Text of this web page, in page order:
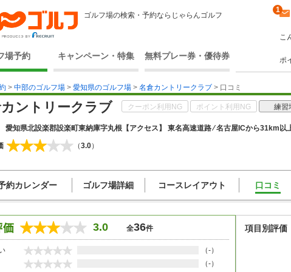
ゴルフ場の検索・予約ならじゃらんゴルフ
場予約 キャンペーン・特集 無料プレー券・優待券
1
こ
ポ
> 中部のゴルフ場 > 愛知県のゴルフ場 > 名倉カントリークラブ > 口コミ
ントリークラブ クーポン利用NG ポイント利用NG 練習
愛知県北設楽郡設楽町東納庫字丸根 【アクセス】 東名高速道路 ⁄ 名古屋ICから31km以
（3.0）
約カレンダー ゴルフ場詳細 コースレイアウト 口コミ
3.0 全36件
（-）
（-）
項目別評価